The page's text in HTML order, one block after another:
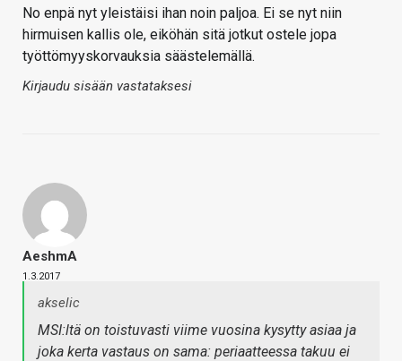
No enpä nyt yleistäisi ihan noin paljoa. Ei se nyt niin
hirmuisen kallis ole, eiköhän sitä jotkut ostele jopa
työttömyyskorvauksia säästelemällä.
Kirjaudu sisään vastataksesi
AeshmA
1.3.2017
akselic
MSI:ltä on toistuvasti viime vuosina kysytty asiaa ja
joka kerta vastaus on sama: periaatteessa takuu ei